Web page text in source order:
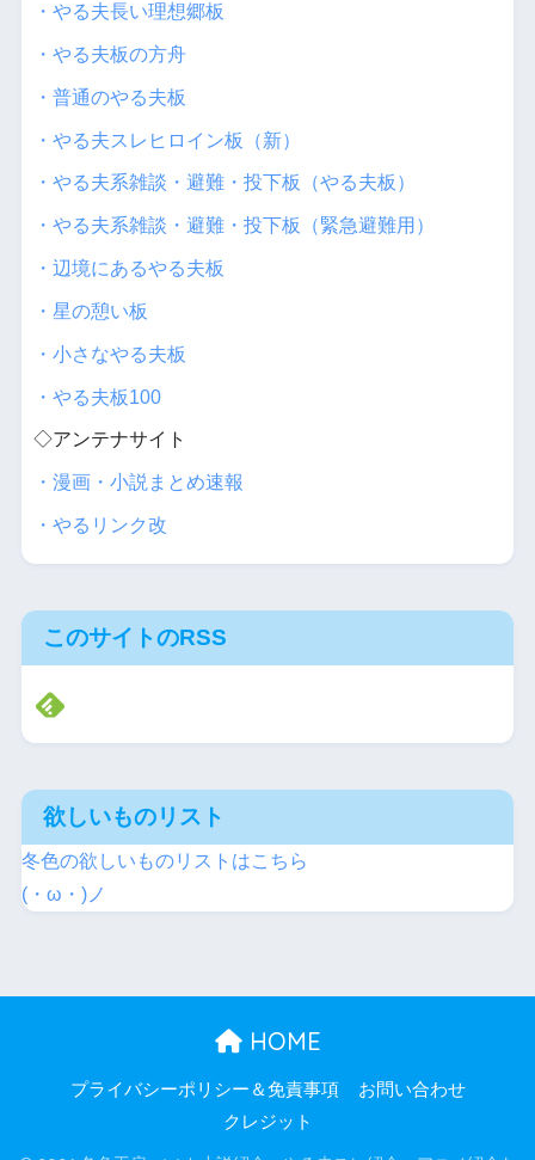
・やる夫長い理想郷板
・やる夫板の方舟
・普通のやる夫板
・やる夫スレヒロイン板（新）
・やる夫系雑談・避難・投下板（やる夫板）
・やる夫系雑談・避難・投下板（緊急避難用）
・辺境にあるやる夫板
・星の憩い板
・小さなやる夫板
・やる夫板100
◇アンテナサイト
・漫画・小説まとめ速報
・やるリンク改
このサイトのRSS
欲しいものリスト
冬色の欲しいものリストはこちら
(・ω・)ノ
HOME
プライバシーポリシー＆免責事項
お問い合わせ
クレジット